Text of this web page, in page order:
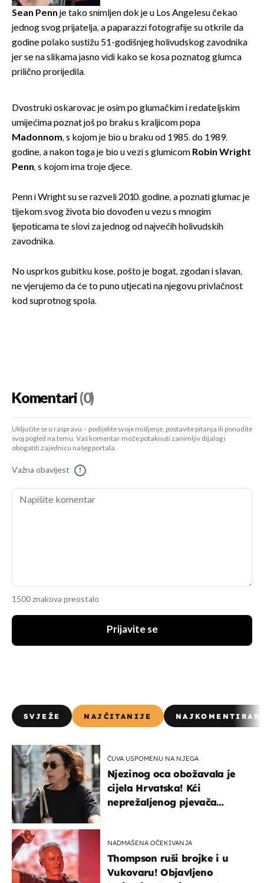
Sean Penn je tako snimljen dok je u Los Angelesu čekao
jednog svog prijatelja, a paparazzi fotografije su otkrile da
godine polako sustižu 51-godišnjeg holivudskog zavodnika
jer se na slikama jasno vidi kako se kosa poznatog glumca
prilično prorijedila.
Dvostruki oskarovac je osim po glumačkim i redateljskim
umijećima poznat još po braku s kraljicom popa
Madonnom, s kojom je bio u braku od 1985. do 1989.
godine, a nakon toga je bio u vezi s glumicom Robin Wright
Penn, s kojom ima troje djece.
Penn i Wright su se razveli 2010. godine, a poznati glumac je
tijekom svog života bio dovođen u vezu s mnogim
ljepoticama te slovi za jednog od najvećih holivudskih
zavodnika.
No usprkos gubitku kose, pošto je bogat, zgodan i slavan,
ne vjerujemo da će to puno utjecati na njegovu privlačnost
kod suprotnog spola.
Komentari(0)
Uključite se u raspravu – podijelite svoje mišljenje, postavite pitanja ili ponudite
svoj pogled na temu. Vaš komentar može potaknuti zanimljiv dijalog i
obogatiti zajednicu našeg portala.
Važna obavijest !
1500 znakova preostalo
Prijavite se
SVJEŽE NAJČITANIJE
ČUVA USPOMENU NA NJEGA
Njezinog oca obožavala je
cijela Hrvatska! Kći
neprežaljenog pjevača
NADMAŠENA OČEKIVANJA
Thompson ruši brojke i u
Vukovaru! Objavljeno